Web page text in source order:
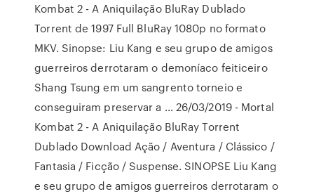
Kombat 2 - A Aniquilação BluRay Dublado
Torrent de 1997 Full BluRay 1080p no formato
MKV. Sinopse: Liu Kang e seu grupo de amigos
guerreiros derrotaram o demoníaco feiticeiro
Shang Tsung em um sangrento torneio e
conseguiram preservar a … 26/03/2019 - Mortal
Kombat 2 - A Aniquilação BluRay Torrent
Dublado Download Ação / Aventura / Clássico /
Fantasia / Ficção / Suspense. SINOPSE Liu Kang
e seu grupo de amigos guerreiros derrotaram o